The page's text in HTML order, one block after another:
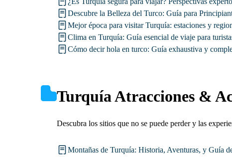
Descubre la Belleza del Turco: Guía para
Mejor época para visitar Turquía: estaciones y
Clima en Turquía: Guía esencial de viaje para
Cómo decir hola en turco: Guía exhaustiva y
Turquía Atracciones &
Descubra los sitios que no se puede perder y las
Montañas de Turquía: Historia, Aventuras, y Guía